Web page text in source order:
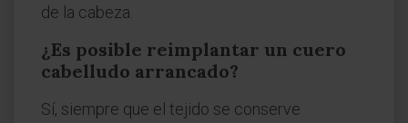
de la cabeza.
¿Es posible reimplantar un cuero
cabelludo arrancado?
Sí, siempre que el tejido se conserve